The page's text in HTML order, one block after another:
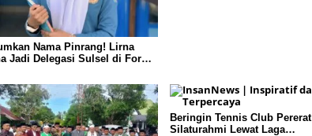
Nama Pinrang! Lirna
Jadi Delegasi Sulsel di Forum
Beringin Tennis Club Pererat
Silaturahmi Lewat Laga